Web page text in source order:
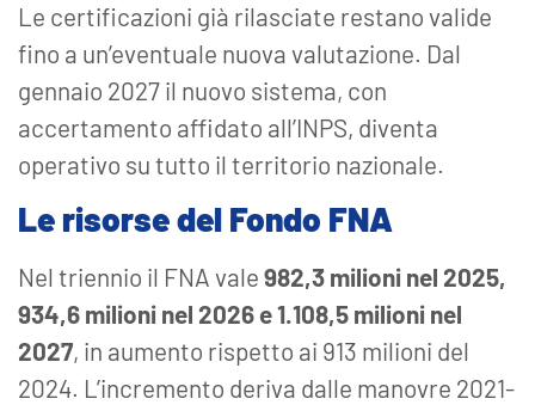
Le certificazioni già rilasciate restano valide
fino a un’eventuale nuova valutazione. Dal
gennaio 2027 il nuovo sistema, con
accertamento affidato all’INPS, diventa
operativo su tutto il territorio nazionale.
Le risorse del Fondo FNA
Nel triennio il FNA vale 982,3 milioni nel 2025,
934,6 milioni nel 2026 e 1.108,5 milioni nel
2027, in aumento rispetto ai 913 milioni del
2024. L’incremento deriva dalle manovre 2021-